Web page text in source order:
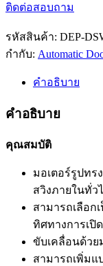
ติดต่อสอบถาม
รหัสสินค้า: DEP-
กำกับ: Automatic
คำอธิบาย
คำอธิบาย
คุณสมบัติ
มอเตอร์รูปทร
สวิงภายในทั่ว
สามารถเลือ
ทิศทางการเปิ
ขับเคลื่อนด้วย
สามารถเพิ่มแ